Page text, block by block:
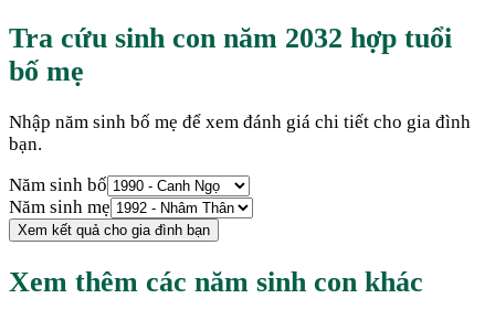
Tra cứu sinh con năm 2032 hợp tuổi
bố mẹ
Nhập năm sinh bố mẹ để xem đánh giá chi tiết cho gia đình
bạn.
Năm sinh bố
Năm sinh mẹ
Xem kết quả cho gia đình bạn
Xem thêm các năm sinh con khác